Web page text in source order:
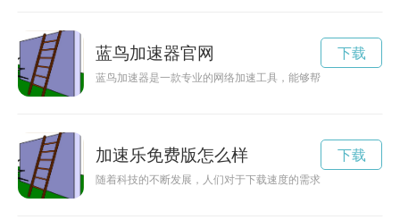
蓝鸟加速器官网
蓝鸟加速器是一款专业的网络加速工具，能够帮助用户在网络
下载
加速乐免费版怎么样
随着科技的不断发展，人们对于下载速度的需求也越来越高。
下载